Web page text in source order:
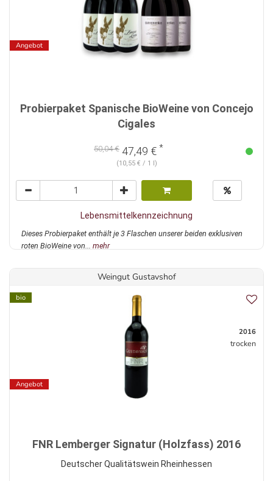
Angebot
Probierpaket Spanische BioWeine von Concejo
Cigales
50,04 € 47,49 € *
(10,55 € / 1 l)
Lebensmittelkennzeichnung
Dieses Probierpaket enthält je 3 Flaschen unserer beiden exklusiven
roten BioWeine von... mehr
Weingut Gustavshof
bio
Angebot
2016
trocken
FNR Lemberger Signatur (Holzfass) 2016
Deutscher Qualitätswein Rheinhessen